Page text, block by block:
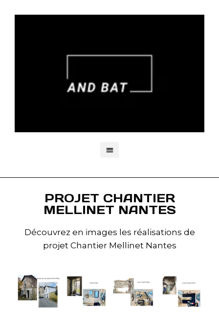
PROJET CHANTIER
MELLINET NANTES
Découvrez en images les réalisations de
projet Chantier Mellinet Nantes